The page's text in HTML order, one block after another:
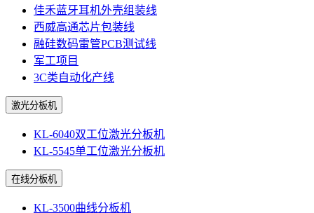
佳禾蓝牙耳机外壳组装线
西威高通芯片包装线
融硅数码雷管PCB测试线
军工项目
3C类自动化产线
激光分板机
KL-6040双工位激光分板机
KL-5545单工位激光分板机
在线分板机
KL-3500曲线分板机